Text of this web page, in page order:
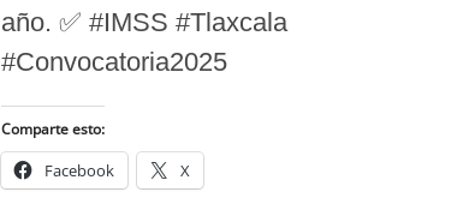
año. ✅ #IMSS #Tlaxcala
#Convocatoria2025
Comparte esto:
Facebook X